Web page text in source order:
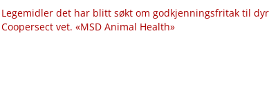
Legemidler det har blitt søkt om godkjenningsfritak til dyr
Coopersect vet. «MSD Animal Health»